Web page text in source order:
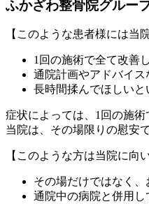
ふかざわ整骨院グルー
【このような患者様には当
1回の施術で全て改善
通院計画やアドバイ
長時間揉んでほしい
症状によっては、1回の施
当院は、その場限りの慰安
【このような方は当院に向
その場だけではなく
通院中の病院と併用し